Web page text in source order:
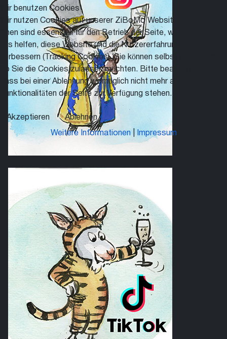
Wir benutzen Cookies
Wir nutzen Cookies auf unserer ZiBoMo Website. Einige von
ihnen sind essenziell für den Betrieb der Seite, während andere
uns helfen, diese Website und die Nutzererfahrung zu
verbessern (Tracking Cookies). Sie können selbst entscheiden,
ob Sie die Cookies zulassen möchten. Bitte beachten Sie,
dass bei einer Ablehnung womöglich nicht mehr alle
Funktionalitäten der Seite zur Verfügung stehen.
Akzeptieren Ablehnen
Weitere Informationen Impressum